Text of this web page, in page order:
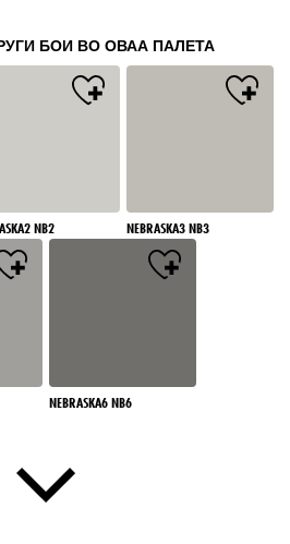
БОИ ВО ОВАА ПАЛЕТА
NB2 NEBRASKA3 NB3
NEBRASKA6 NB6